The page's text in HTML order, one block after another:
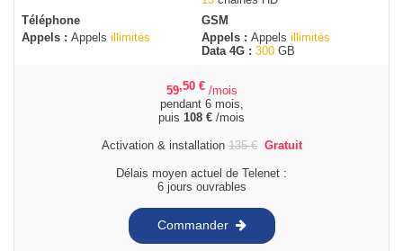
Téléphone
Appels : Appels illimités
GSM
Appels : Appels illimités
Data 4G : 300 GB
59,50 € /mois
pendant 6 mois,
puis 108 € /mois
Activation & installation135€ Gratuit
Délais moyen actuel de Telenet :
6 jours ouvrables
Commander